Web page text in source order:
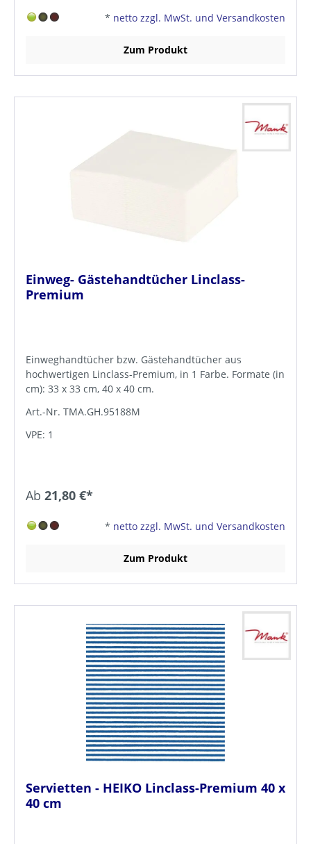
* netto zzgl. MwSt. und Versandkosten
Zum Produkt
Einweg- Gästehandtücher Linclass-
Premium
Einweghandtücher bzw. Gästehandtücher aus
hochwertigen Linclass-Premium, in 1 Farbe. Formate (in
cm): 33 x 33 cm, 40 x 40 cm.
Art.-Nr. TMA.GH.95188M
VPE: 1
Ab 21,80 €*
* netto zzgl. MwSt. und Versandkosten
Zum Produkt
Servietten - HEIKO Linclass-Premium 40 x
40 cm